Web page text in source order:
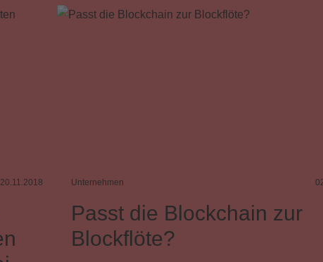
20.11.2018 Unternehmen
Passt die Blockchain zur
Blockflöte?